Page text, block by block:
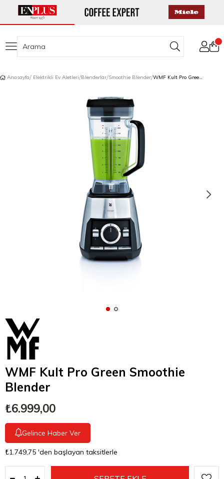
Anasayfa Elektrikli Ev Aletleri Blenderlar Smoothie Blender WMF Kult Pro Green Smoothie Blender
WMF Kult Pro Green Smoothie
Blender
₺6.999,00
Gelince Haber Ver
₺1.749,75 'den başlayan taksitlerle